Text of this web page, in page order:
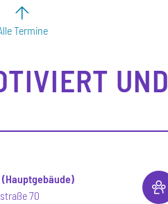
Termine
UND
(Hauptgebäude)
70